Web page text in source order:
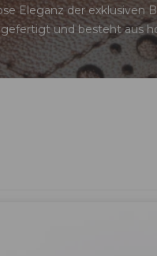
Eleganz der exklusiven
gefertigt und besteht aus